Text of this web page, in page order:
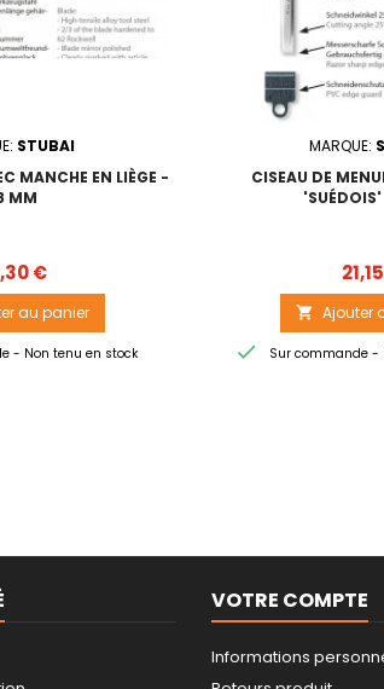
STUBAI
MANCHE EN LIÈGE -
MM
Prix€
au panier
- Non tenu en stock
MARQUE:
CISEAU DE
 Ajouter
 Sur commande -
VOTRE COMPTE
Informations